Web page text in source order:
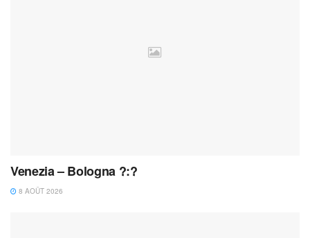
Venezia – Bologna ?:?
8 AOÛT 2026